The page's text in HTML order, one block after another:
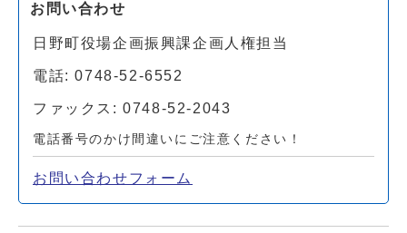
お問い合わせ
日野町役場企画振興課企画人権担当
電話: 0748-52-6552
ファックス: 0748-52-2043
電話番号のかけ間違いにご注意ください！
お問い合わせフォーム